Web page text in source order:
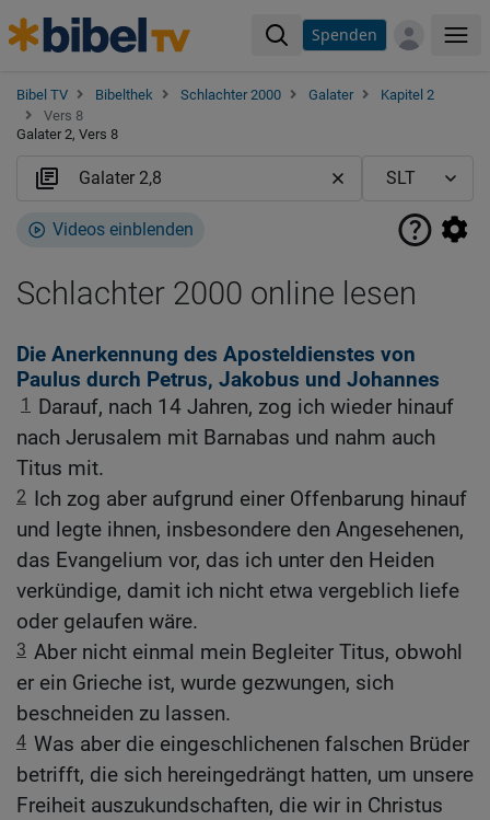
Spenden
Bibel TV Bibelthek Schlachter 2000 Galater
Kapitel 2
Vers 8
Galater 2, Vers 8
Videos einblenden
Schlachter 2000 online lesen
Die Anerkennung des Aposteldienstes von
Paulus durch Petrus, Jakobus und Johannes
1
Darauf, nach 14 Jahren, zog ich wieder hinauf
nach Jerusalem mit Barnabas und nahm auch
Titus mit.
2 Ich zog aber aufgrund einer Offenbarung hinauf
und legte ihnen, insbesondere den Angesehenen,
das Evangelium vor, das ich unter den Heiden
verkündige, damit ich nicht etwa vergeblich liefe
oder gelaufen wäre.
3 Aber nicht einmal mein Begleiter Titus, obwohl
er ein Grieche ist, wurde gezwungen, sich
beschneiden zu lassen.
4 Was aber die eingeschlichenen falschen Brüder
betrifft, die sich hereingedrängt hatten, um unsere
Freiheit auszukundschaften, die wir in Christus